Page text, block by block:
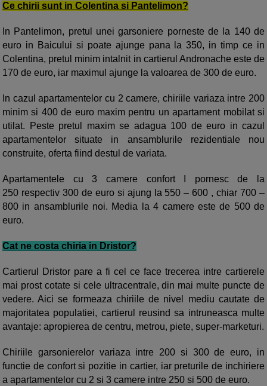
Ce chirii sunt in Colentina si Pantelimon?
In Pantelimon, pretul unei garsoniere porneste de la 140 de
euro in Baicului si poate ajunge pana la 350, in timp ce in
Colentina, pretul minim intalnit in cartierul Andronache este de
170 de euro, iar maximul ajunge la valoarea de 300 de euro.
In cazul apartamentelor cu 2 camere, chiriile variaza intre 200
minim si 400 de euro maxim pentru un apartament mobilat si
utilat. Peste pretul maxim se adagua 100 de euro in cazul
apartamentelor situate in ansamblurile rezidentiale nou
construite, oferta fiind destul de variata.
Apartamentele cu 3 camere confort I pornesc de la
250 respectiv 300 de euro si ajung la 550 – 600 , chiar 700 –
800 in ansamblurile noi. Media la 4 camere este de 500 de
euro.
Cat ne costa chiria in Dristor?
Cartierul Dristor pare a fi cel ce face trecerea intre cartierele
mai prost cotate si cele ultracentrale, din mai multe puncte de
vedere. Aici se formeaza chiriile de nivel mediu cautate de
majoritatea populatiei, cartierul reusind sa intruneasca multe
avantaje: apropierea de centru, metrou, piete, super-marketuri.
Chiriile garsonierelor variaza intre 200 si 300 de euro, in
functie de confort si pozitie in cartier, iar preturile de inchiriere
a apartamentelor cu 2 si 3 camere intre 250 si 500 de euro.